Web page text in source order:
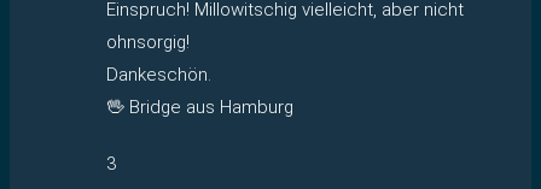
Einspruch! Millowitschig vielleicht, aber nicht
ohnsorgig!
Dankeschön.
🖖 Bridge aus Hamburg
3